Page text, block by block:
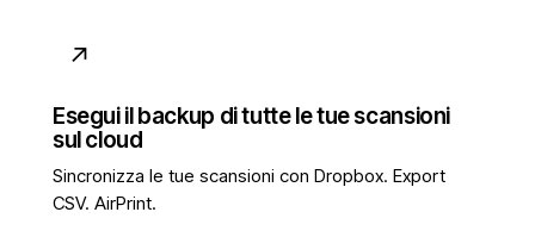
↗
Esegui il backup di tutte le tue scansioni
sul cloud
Sincronizza le tue scansioni con Dropbox. Export
CSV. AirPrint.